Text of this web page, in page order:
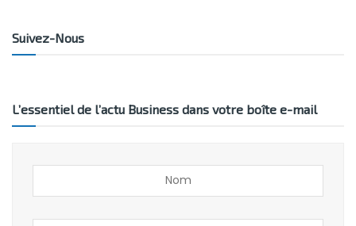
Suivez-Nous
L’essentiel de l’actu Business dans votre boîte e-mail